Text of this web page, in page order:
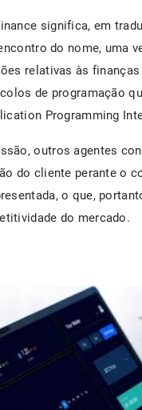
significa, em
do nome, uma
relativas às
de programação
Programming
outros agentes
do cliente perante o
o que,
do mercado.